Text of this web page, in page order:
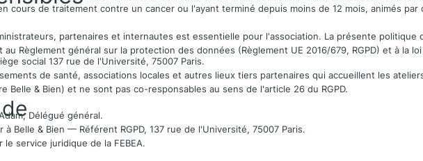
cours de traitement contre un cancer ou l'ayant terminé depuis moins de 12 mois, animés
partenaires et internautes est essentielle pour l'association. La présente politique
Règlement général sur la protection des données (Règlement UE 2016/679, RGPD) et à la
social 137 rue de l'Université, 75007 Paris.
de santé, associations locales et autres lieux tiers partenaires qui accueillent les
& Bien) et ne sont pas co-responsables au sens de l'article 26 du RGPD.
Délégué général.
Belle & Bien — Référent RGPD, 137 rue de l'Université, 75007 Paris.
service juridique de la FEBEA.